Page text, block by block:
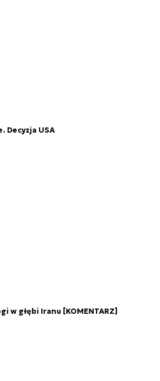
Decyzja USA
w głębi Iranu [KOMENTARZ]